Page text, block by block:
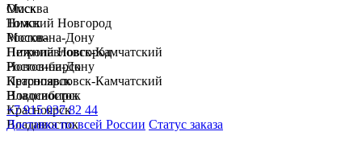
Москва
Нижний Новгород
Ростов-на-Дону
Петропавловск-Камчатский
Новосибирск
Красноярск
Владивосток
+7 915 037 82 44
Доставка по всей России Статус заказа
Омск
Томск
Москва
Нижний Новгород
Ростов-на-Дону
Петропавловск-Камчатский
Новосибирск
Красноярск
Владивосток